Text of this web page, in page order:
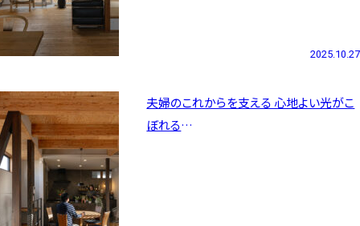
2025.10.27
夫婦のこれからを支える 心地よい光がこ
ぼれる